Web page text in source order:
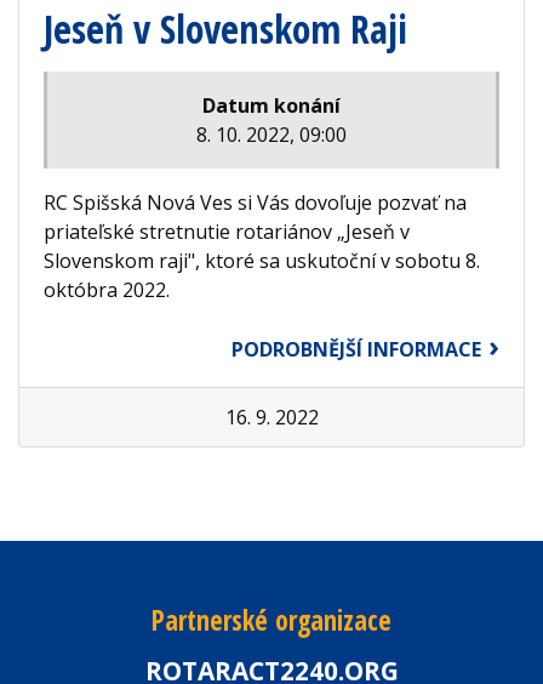
Jeseň v Slovenskom Raji
Datum konání
8. 10. 2022, 09:00
RC Spišská Nová Ves si Vás dovoľuje pozvať na
priateľské stretnutie rotariánov „Jeseň v
Slovenskom raji", ktoré sa uskutoční v sobotu 8.
októbra 2022.
PODROBNĚJŠÍ INFORMACE
16. 9. 2022
Partnerské organizace
ROTARACT2240.ORG